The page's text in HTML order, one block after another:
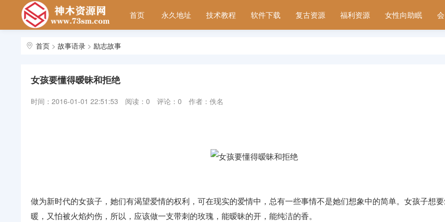
首页 永久地址 技术教程 软件下载 复古资源 福利资源 女性向助眠
首页 > 故事语录 > 励志故事
女孩要懂得暧昧和拒绝
时间：2016-01-01 22:51:53 阅读： 0 评论：0 作者：佚名
做为新时代的女孩子，她们有渴望爱情的权利，可在现实的爱情中，总有一些事情不是她们想象中的简单。女孩子想
暖，又怕被火焰灼伤，所以，应该做一支带刺的玫瑰，能暧昧的开，能纯洁的香。